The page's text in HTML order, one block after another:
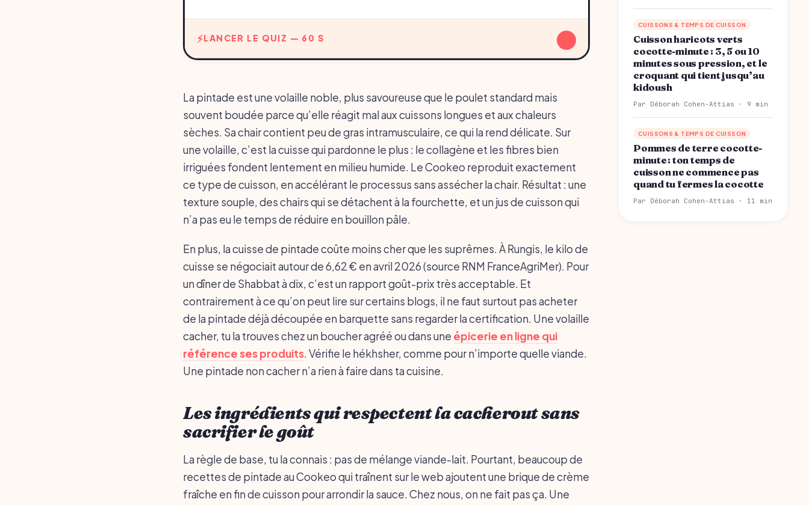
LANCER LE QUIZ — 60 S
La pintade est une volaille noble, plus savoureuse que le poulet standard mais
souvent boudée parce qu’elle réagit mal aux cuissons longues et aux chaleurs
sèches. Sa chair contient peu de gras intramusculaire, ce qui la rend délicate. Sur
une volaille, c’est la cuisse qui pardonne le plus : le collagène et les fibres bien
irriguées fondent lentement en milieu humide. Le Cookeo reproduit exactement
ce type de cuisson, en accélérant le processus sans assécher la chair. Résultat : une
texture souple, des chairs qui se détachent à la fourchette, et un jus de cuisson qui
n’a pas eu le temps de réduire en bouillon pâle.
En plus, la cuisse de pintade coûte moins cher que les suprêmes. À Rungis, le kilo de
cuisse se négociait autour de 6,62 € en avril 2026 (source RNM FranceAgriMer). Pour
un dîner de Shabbat à dix, c’est un rapport goût-prix très acceptable. Et
contrairement à ce qu’on peut lire sur certains blogs, il ne faut surtout pas acheter
de la pintade déjà découpée en barquette sans regarder la certification. Une volaille
cacher, tu la trouves chez un boucher agréé ou dans une épicerie en ligne qui
référence ses produits. Vérifie le hékhsher, comme pour n’importe quelle viande.
Une pintade non cacher n’a rien à faire dans ta cuisine.
Les ingrédients qui respectent la cacherout sans
sacrifier le goût
La règle de base, tu la connais : pas de mélange viande-lait. Pourtant, beaucoup de
recettes de pintade au Cookeo qui traînent sur le web ajoutent une brique de crème
fraîche en fin de cuisson pour arrondir la sauce. Chez nous, on ne fait pas ça. Une
CUISSONS & TEMPS DE CUISSON
Cuisson haricots verts
cocotte-minute : 3, 5 ou 10
minutes sous pression, et le
croquant qui tient jusqu’au
kidoush
Par Déborah Cohen-Attias · 9 min
CUISSONS & TEMPS DE CUISSON
Pommes de terre cocotte-
minute : ton temps de
cuisson ne commence pas
quand tu fermes la cocotte
Par Déborah Cohen-Attias · 11 min